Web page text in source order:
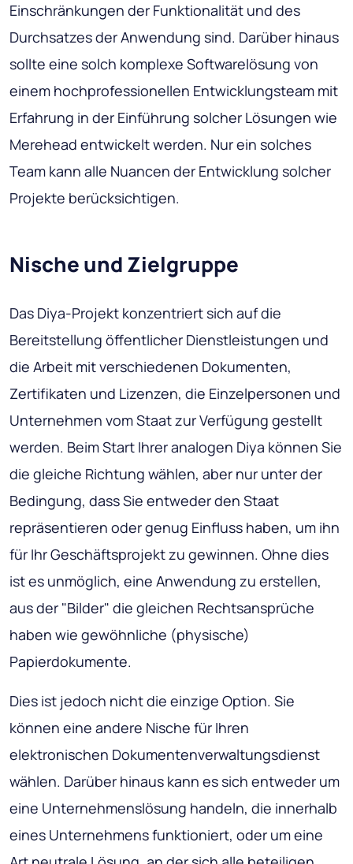
Einschränkungen der Funktionalität und des
Durchsatzes der Anwendung sind. Darüber hinaus
sollte eine solch komplexe Softwarelösung von
einem hochprofessionellen Entwicklungsteam mit
Erfahrung in der Einführung solcher Lösungen wie
Merehead entwickelt werden. Nur ein solches
Team kann alle Nuancen der Entwicklung solcher
Projekte berücksichtigen.
Nische und Zielgruppe
Das Diya-Projekt konzentriert sich auf die
Bereitstellung öffentlicher Dienstleistungen und
die Arbeit mit verschiedenen Dokumenten,
Zertifikaten und Lizenzen, die Einzelpersonen und
Unternehmen vom Staat zur Verfügung gestellt
werden. Beim Start Ihrer analogen Diya können Sie
die gleiche Richtung wählen, aber nur unter der
Bedingung, dass Sie entweder den Staat
repräsentieren oder genug Einfluss haben, um ihn
für Ihr Geschäftsprojekt zu gewinnen. Ohne dies
ist es unmöglich, eine Anwendung zu erstellen,
aus der "Bilder" die gleichen Rechtsansprüche
haben wie gewöhnliche (physische)
Papierdokumente.
Dies ist jedoch nicht die einzige Option. Sie
können eine andere Nische für Ihren
elektronischen Dokumentenverwaltungsdienst
wählen. Darüber hinaus kann es sich entweder um
eine Unternehmenslösung handeln, die innerhalb
eines Unternehmens funktioniert, oder um eine